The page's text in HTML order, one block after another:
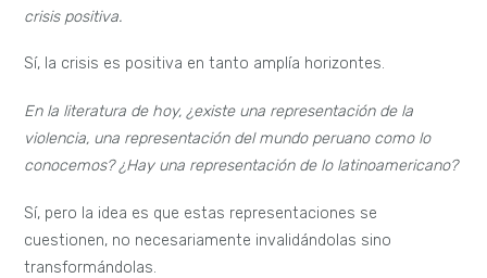
crisis positiva.
Sí, la crisis es positiva en tanto amplía horizontes.
En la literatura de hoy, ¿existe una representación de la
violencia, una representación del mundo peruano como lo
conocemos? ¿Hay una representación de lo latinoamericano?
Sí, pero la idea es que estas representaciones se
cuestionen, no necesariamente invalidándolas sino
transformándolas.